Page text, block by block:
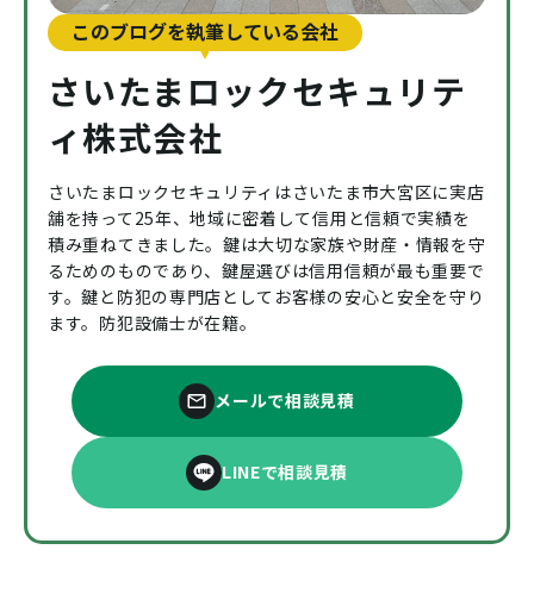
このブログを執筆している会社
さいたまロックセキュリテ
ィ株式会社
さいたまロックセキュリティはさいたま市大宮区に実店
舗を持って25年、地域に密着して信用と信頼で実績を
積み重ねてきました。鍵は大切な家族や財産・情報を守
るためのものであり、鍵屋選びは信用信頼が最も重要で
す。鍵と防犯の専門店としてお客様の安心と安全を守り
ます。防犯設備士が在籍。
メールで相談見積
LINEで相談見積